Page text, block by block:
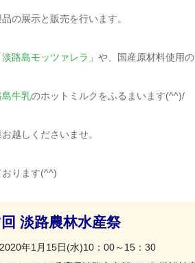
の展示と販売を行います。
淡路島モッツァレラ 」や、国産原材料使用の
島牛乳のホットミルクをふるまいます(^^)/
越しくださいませ。
ります(^^)
淡路農林水産祭
年1月15日(水)10：00～15：30